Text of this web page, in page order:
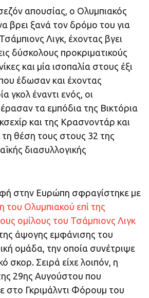
απουσίας, ο Ολυμπιακός
βρει ξανά τον δρόμο του για
Λιγκ, έχοντας βγει
δύσκολους προκριματικούς
και μία ισοπαλία στους έξι
έδωσαν και έχοντας
γκολ έναντι ενός, οι
τα εμπόδια της Βικτόρια
και της Κρασνοντάρ και
θέση τους στους 32 της
διασυλλογικής
στην Ευρώπη σφραγίστηκε με
του Ολυμπιακού επί της
ομίλους του Τσάμπιονς Λιγκ
άψογης εμφάνισης του
ομάδα, την οποία συνέτριψε
σκορ. Σειρά είχε λοιπόν, η
29ης Αυγούστου που
στο Γκριμάλντι Φόρουμ του